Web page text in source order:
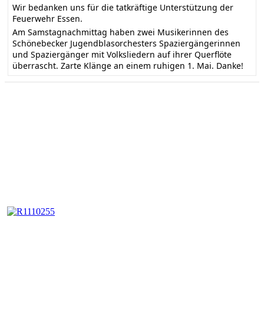
Wir bedanken uns für die tatkräftige Unterstützung der
Feuerwehr Essen.
Am Samstagnachmittag haben zwei Musikerinnen des
Schönebecker Jugendblasorchesters Spaziergängerinnen
und Spaziergänger mit Volksliedern auf ihrer Querflöte
überrascht. Zarte Klänge an einem ruhigen 1. Mai. Danke!